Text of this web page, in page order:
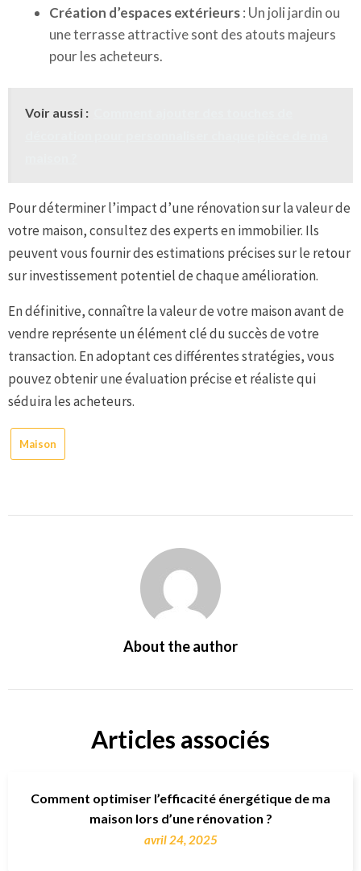
Création d’espaces extérieurs: Un joli jardin ou
une terrasse attractive sont des atouts majeurs
pour les acheteurs.
Voir aussi :
Pour déterminer l’impact d’une rénovation sur la valeur de
votre maison, consultez des experts en immobilier. Ils
peuvent vous fournir des estimations précises sur le retour
sur investissement potentiel de chaque amélioration.
En définitive, connaître la valeur de votre maison avant de
vendre représente un élément clé du succès de votre
transaction. En adoptant ces différentes stratégies, vous
pouvez obtenir une évaluation précise et réaliste qui
séduira les acheteurs.
Maison
About the author
Articles associés
Comment optimiser l’efficacité énergétique de ma
maison lors d’une rénovation ?
avril 24, 2025